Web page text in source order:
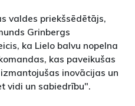
valdes priekšsēdētājs,
Grinbergs
ka Lielo balvu nopelna
kas paveikušas
inovācijas un
vidi un sabiedrību".